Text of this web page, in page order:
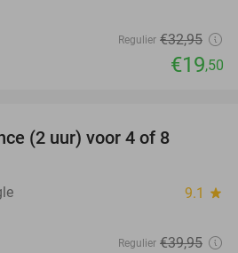
Regulier €32,95
€19,50
(2 uur) voor 4 of 8
9.1 star
Regulier €39,95